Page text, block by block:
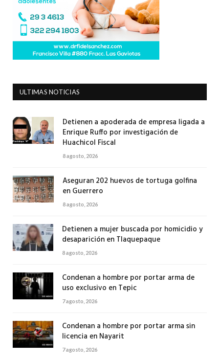
ULTIMAS NOTICIAS
Detienen a apoderada de empresa ligada a
Enrique Ruffo por investigación de
Huachicol Fiscal
8 agosto, 2026
Aseguran 202 huevos de tortuga golfina
en Guerrero
8 agosto, 2026
Detienen a mujer buscada por homicidio y
desaparición en Tlaquepaque
8 agosto, 2026
Condenan a hombre por portar arma de
uso exclusivo en Tepic
7 agosto, 2026
Condenan a hombre por portar arma sin
licencia en Nayarit
7 agosto, 2026